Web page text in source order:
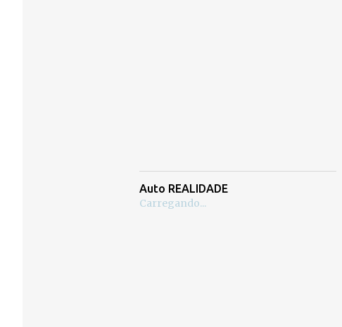
Auto REALIDADE
Carregando...